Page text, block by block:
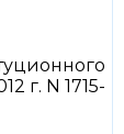
г. N 1715-